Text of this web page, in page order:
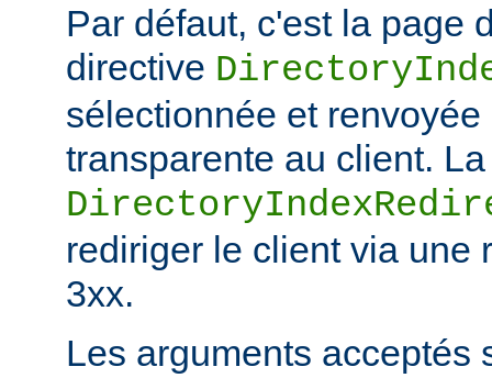
Par défaut, c'est la page
directive
sélectionnée et
transparente au client.
rediriger le client via une
3xx.
Les arguments acceptés